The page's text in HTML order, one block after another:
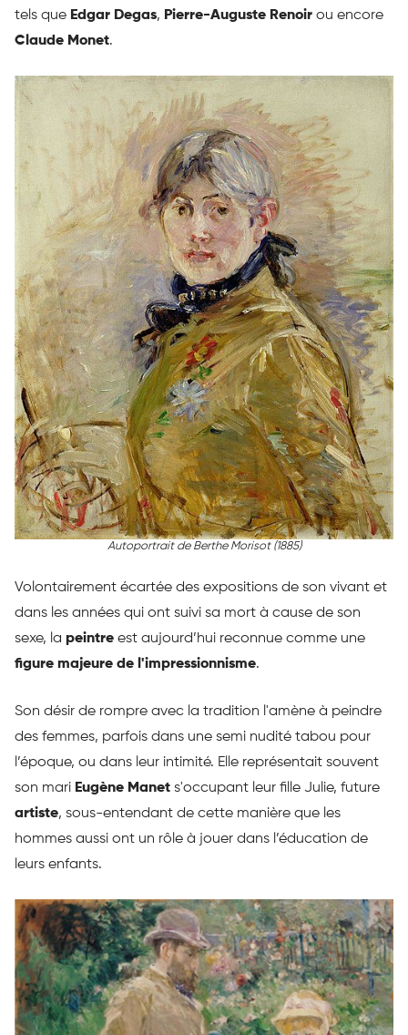
tels que Edgar Degas, Pierre-Auguste Renoir ou encore
Claude Monet.
Autoportrait de Berthe Morisot (1885)
Volontairement écartée des expositions de son vivant et
dans les années qui ont suivi sa mort à cause de son
sexe, la peintre est aujourd’hui reconnue comme une
figure majeure de l'impressionnisme.
Son désir de rompre avec la tradition l'amène à peindre
des femmes, parfois dans une semi nudité tabou pour
l’époque, ou dans leur intimité. Elle représentait souvent
son mari Eugène Manet s'occupant leur fille Julie, future
artiste, sous-entendant de cette manière que les
hommes aussi ont un rôle à jouer dans l’éducation de
leurs enfants.